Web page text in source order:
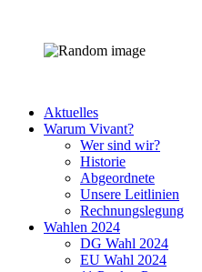
Aktuelles
Warum Vivant?
Wer sind wir?
Historie
Abgeordnete
Unsere Leitlinien
Rechnungslegung
Wahlen 2024
DG Wahl 2024
EU Wahl 2024